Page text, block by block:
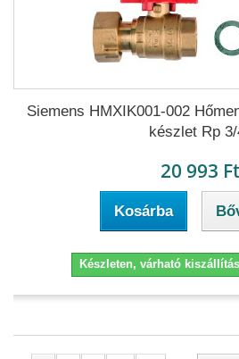
Siemens HMXIK001-002
készlet Rp
20 993 Ft
Kosárba
Készleten, várható